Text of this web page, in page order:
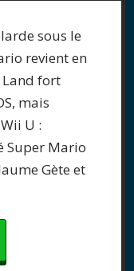
sous le
revient en
Land fort
mais
U :
Super Mario
Gète et